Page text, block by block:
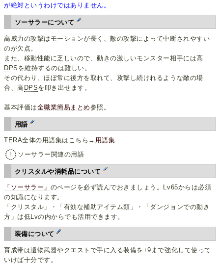
が絶対というわけではありません。
ソーサラーについて
高威力の攻撃はモーションが長く、敵の攻撃によって中断されやすい
のが欠点。
また、移動性能に乏しいので、動きの激しいモンスター相手には高
DPS を維持するのは難しい。
その代わり、ほぼ常に後方を取れて、攻撃し続けれるような敵の場
合、高DPSを叩き出せます。
基本評価は全職業簡易まとめ参照。
用語
TERA全体の用語集はこちら→ 用語集
ソーサラー関連の用語
クリスタルや消耗品について
「ソーサラー」 のページを必ず読んでおきましょう。Lv65からは必須
の知識になります。
「クリスタル」・「有効な補助アイテム類」・「ダンジョンでの動き
方」は低Lvの内からでも活用できます。
装備について
育成帯は遺物武器やクエストで手に入る装備を+9まで強化して使って
いけば十分です。